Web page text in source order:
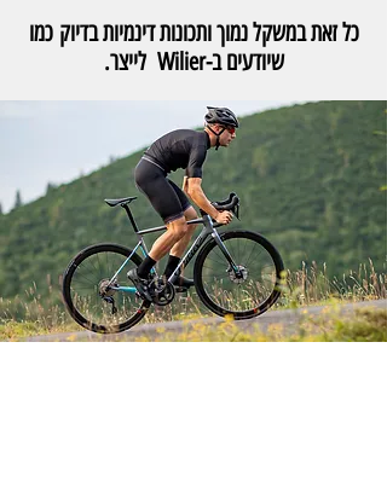
כל זאת במשקל נמוך ותכונות דינמיות בדיוק כמו
שיודעים ב-Wilier לייצר.